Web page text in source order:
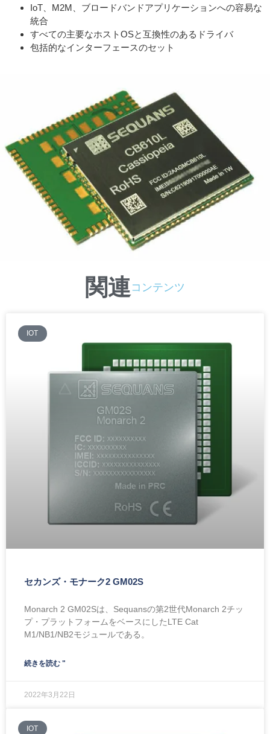
IoT、M2M、ブロードバンドアプリケーションへの容易な
統合
すべての主要なホストOSと互換性のあるドライバ
包括的なインターフェースのセット
関連コンテンツ
IOT
セカンズ・モナーク2 GM02S
Monarch 2 GM02Sは、Sequansの第2世代Monarch 2チッ
プ・プラットフォームをベースにしたLTE Cat
M1/NB1/NB2モジュールである。
続きを読む "
2022年3月22日
IOT